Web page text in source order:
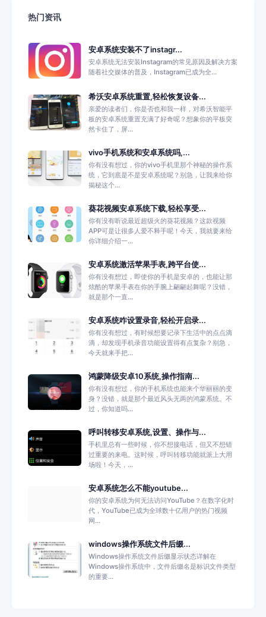
热门资讯
安卓系统安装不了instagr...
安卓系统无法安装Instagram的常见原因及解决方案
随着社交媒体的普及，Instagram已成为全...
希沃安卓系统重置,轻松恢复设备...
亲爱的读者们，你是否也和我一样，对希沃智能平
板的安卓系统重置充满了好奇呢？想象你的平板突
然卡住了，屏...
vivo手机系统和安卓系统吗,...
你有没有想过，你的vivo手机里那个神秘的操作系
统，它到底是不是安卓系统呢？别急，让我来给你
揭秘这个...
葵花视频安卓系统下载,轻松享受...
你有没有听说最近超级火的葵花视频？这款视频
APP可是让很多人爱不释手呢！今天，我就要来给
你详细介绍一...
安卓系统激活苹果手表,跨平台使...
你有没有想过，即使你的手机是安卓的，也能让那
炫酷的苹果手表在你的手腕上翩翩起舞呢？没错，
就是那个一直...
安卓系统咋设置录音,轻松开启录...
你有没有想过，有时候想要记录下生活中的点点滴
滴，却发现手机录音功能设置得有点复杂？别急，
今天就来手把...
鸿蒙降级安卓10系统,操作指南...
你有没有想过，你的手机系统也能来个华丽丽的变
身？没错，就是那个最近风头无两的鸿蒙系统。不
过，你知道吗...
呼叫转移安卓系统,设置、操作与...
手机里总有一些时候，你不想接电话，但又不想错
过重要的来电。这时候，呼叫转移功能就派上大用
场啦！今天，...
安卓系统怎么不能youtube...
你的安卓系统为何无法访问YouTube？在数字化时
代，YouTube已成为全球数十亿用户的热门视频
网...
windows操作系统文件后缀...
Windows操作系统文件后缀显示状态详解在
Windows操作系统中，文件后缀名是标识文件类型
的重要...